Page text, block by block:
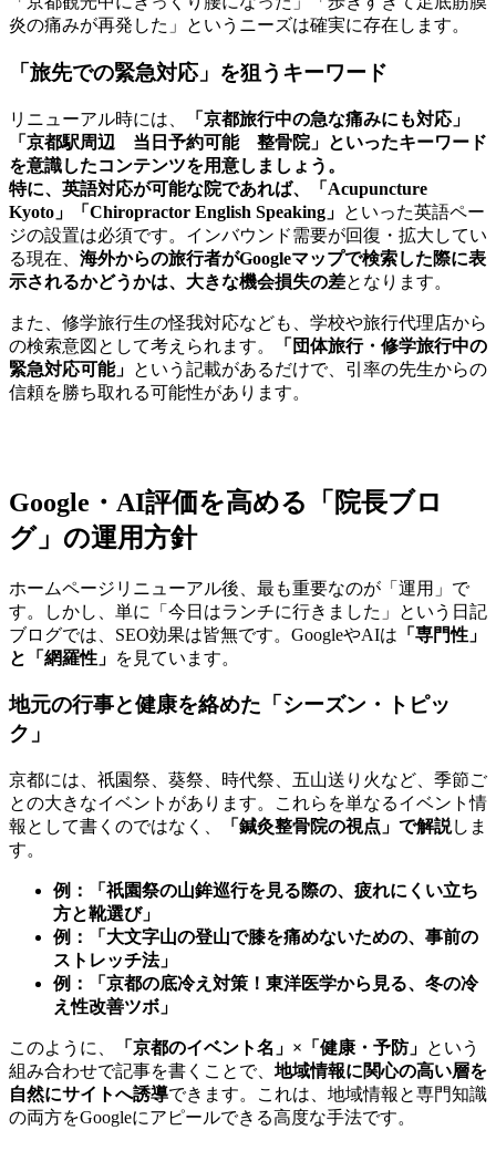
炎の痛みが再発した」というニーズは確実に存在します。
「旅先での緊急対応」を狙うキーワード
リニューアル時には、
「京都旅行中の急な痛みにも対応」
「京都駅周辺 当日予約可能 整骨院」といったキーワード
を意識したコンテンツを用意しましょう。
特に、英語対応が可能な院であれば、「Acupuncture
Kyoto」「Chiropractor English Speaking」 といった英語ペー
ジの設置は必須です。インバウンド需要が回復・拡大してい
る現在、 海外からの旅行者がGoogleマップで検索した際に表
示されるかどうかは、大きな機会損失の差となります。
また、修学旅行生の怪我対応なども、学校や旅行代理店から
の検索意図として考えられます。
「団体旅行・修学旅行中の
緊急対応可能」 という記載があるだけで、引率の先生からの
信頼を勝ち取れる可能性があります。
Google・AI評価を高める「院長ブロ
グ」の運用方針
ホームページリニューアル後、最も重要なのが「運用」で
す。しかし、単に「今日はランチに行きました」という日記
ブログでは、SEO効果は皆無です。GoogleやAIは 「専門性」
と「網羅性」 を見ています。
地元の行事と健康を絡めた「シーズン・トピッ
ク」
京都には、祇園祭、葵祭、時代祭、五山送り火など、季節ご
との大きなイベントがあります。これらを単なるイベント情
報として書くのではなく、
「鍼灸整骨院の視点」で解説しま
す。
例：「祇園祭の山鉾巡行を見る際の、疲れにくい立ち
方と靴選び」
例：「大文字山の登山で膝を痛めないための、事前の
ストレッチ法」
例：「京都の底冷え対策！東洋医学から見る、冬の冷
え性改善ツボ」
このように、 「京都のイベント名」×「健康・予防」 という
組み合わせで記事を書くことで、 地域情報に関心の高い層を
自然にサイトへ誘導できます。これは、地域情報と専門知識
の両方をGoogleにアピールできる高度な手法です。